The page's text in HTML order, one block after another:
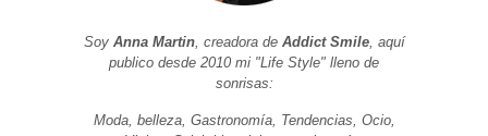
Soy Anna Martin, creadora de Addict Smile, aquí
publico desde 2010 mi "Life Style" lleno de
sonrisas:
Moda, belleza, Gastronomía, Tendencias, Ocio,
y estructura
de la web, en
base a cómo